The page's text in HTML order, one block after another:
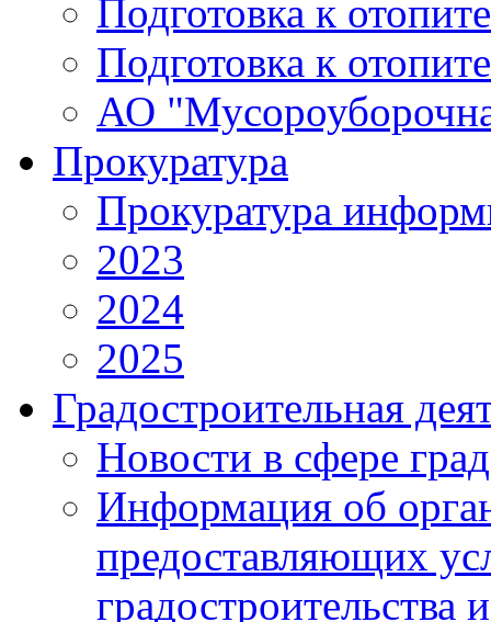
Подготовка к
Подготовка к
АО
Прокуратура
Прокуратура
2023
2024
2025
Градостроительная
Новости в сфере
Информация об
предоставляющих
градостроительства